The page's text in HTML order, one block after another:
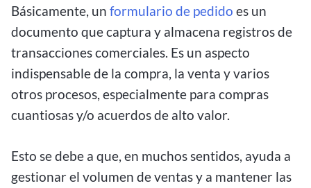
Básicamente, un formulario de pedido es un
documento que captura y almacena registros de
transacciones comerciales. Es un aspecto
indispensable de la compra, la venta y varios
otros procesos, especialmente para compras
cuantiosas y/o acuerdos de alto valor.
Esto se debe a que, en muchos sentidos, ayuda a
gestionar el volumen de ventas y a mantener las